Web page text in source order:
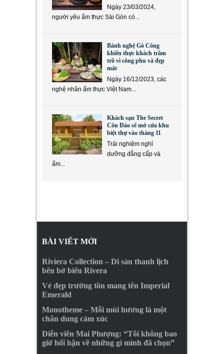
Ngày 23/03/2024,
người yêu ẩm thực Sài Gòn có...
Bánh nghệ Gò Công
khiến thực khách trầm
trồ vì công phu và đẹp
mắt
Ngày 16/12/2023, các
nghệ nhân ẩm thực Việt Nam...
Khách sạn The Secret
Côn Đảo sẽ mở cửa khu
biệt thự vào tháng 11
Trải nghiệm nghỉ
dưỡng đẳng cấp và
ẩm...
BÀI VIẾT MỚI
Riviera Collection – Di sản thanh lịch
bên bờ biển Rivera
Vẻ đẹp trường tồn mang tên Imperial
Emerald
Monotheme – Mỗi mùi hương là một
chân dung cảm xúc
Diễn viên Mai Phượng: “Tôi không bao
giờ hối hận về những gì mình đã chọn”